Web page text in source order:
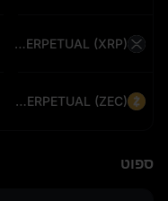
XRPUSDT PERPETUAL (XRP)
ZECUSDT PERPETUAL (ZEC)
ספוט